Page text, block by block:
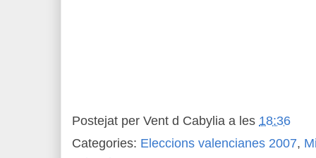
Postejat per Vent d Cabylia a les 18:36
Categories: Eleccions valencianes 2007,